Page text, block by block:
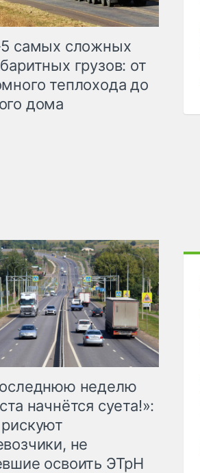
самых сложных
грузов: от
теплохода до
дома
неделю
начнётся суета!»:
не
освоить ЭТрН